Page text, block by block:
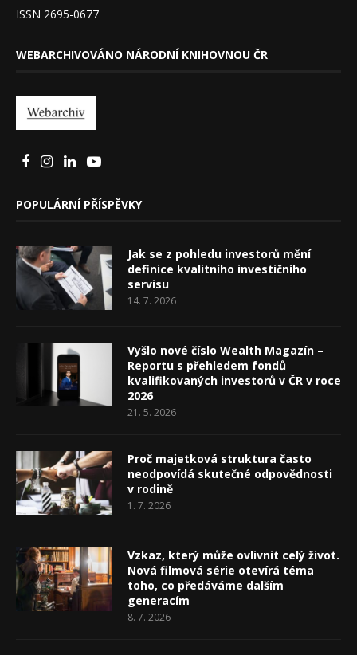
ISSN 2695-0677
WEBARCHIVOVÁNO NÁRODNÍ KNIHOVNOU ČR
POPULÁRNÍ PŘÍSPĚVKY
Jak se z pohledu investorů mění
definice kvalitního investičního
servisu
14. 7. 2026
Vyšlo nové číslo Wealth Magazín –
Reportu s přehledem fondů
kvalifikovaných investorů v ČR v roce
2026
21. 5. 2026
Proč majetková struktura často
neodpovídá skutečné odpovědnosti
v rodině
1. 7. 2026
Vzkaz, který může ovlivnit celý život.
Nová filmová série otevírá téma
toho, co předáváme dalším
generacím
8. 7. 2026